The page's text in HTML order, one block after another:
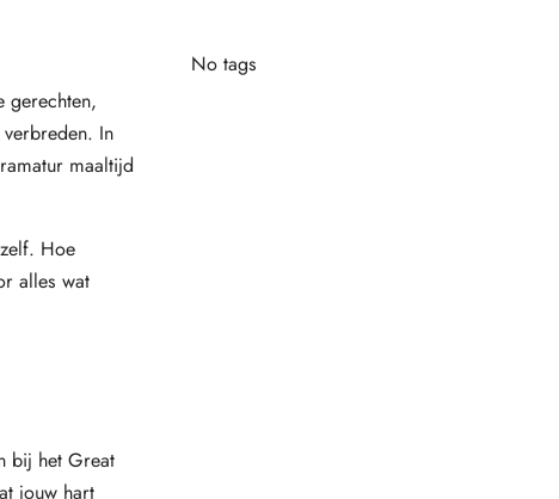
gerechten,
In
maaltijd
Hoe
alles wat
bij het Great
jouw hart
No tags